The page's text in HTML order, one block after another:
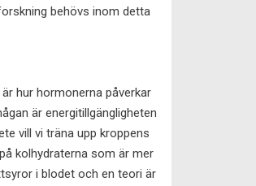
behövs inom detta
hur hormonerna påverkar
är energitillgängligheten
vill vi träna upp kroppens
kolhydraterna som är mer
i blodet och en teori är